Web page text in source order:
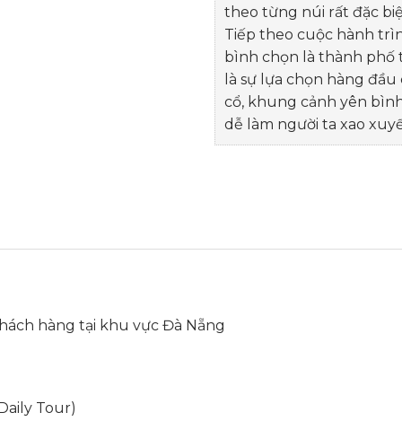
theo từng núi rất đặc
Tiếp theo cuộc hành
bình chọn là thành phố
là sự lựa chọn hàng
cổ, khung cảnh yên
dễ làm người ta xao
hàng tại khu vực Đà Nẵng
Tour)